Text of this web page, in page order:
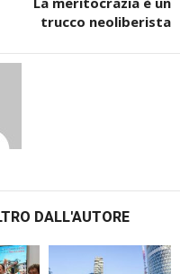
trucco neoliberista
DALL'AUTORE